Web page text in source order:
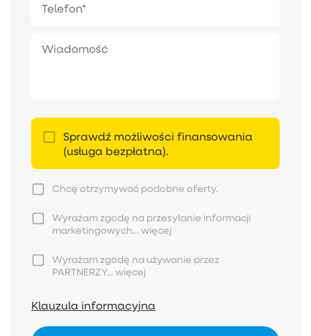
Sprawdź możliwości finansowania
(usługa bezpłatna).
Chcę otrzymywać podobne oferty.
Wyrażam zgodę na przesyłanie informacji
marketingowych...więcej
Wyrażam zgodę na używanie przez
PARTNERZY...więcej
Klauzula informacyjna